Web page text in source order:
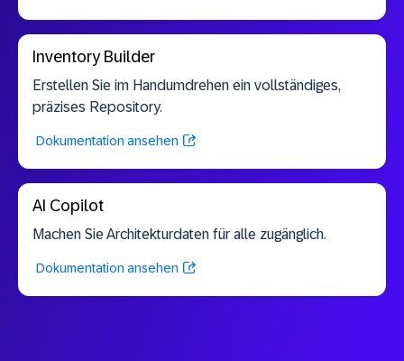
Inventory Builder
Erstellen Sie im Handumdrehen ein vollständiges,
präzises Repository.
Dokumentation ansehen
AI Copilot
Machen Sie Architekturdaten für alle zugänglich.
Dokumentation ansehen